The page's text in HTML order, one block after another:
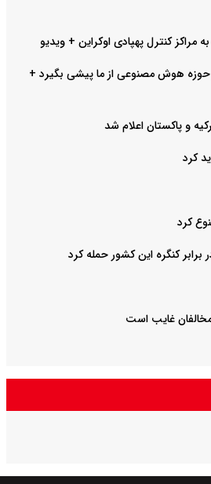
کنترل پهپادی اوکراین + ویدیو
هوش مصنوعی از ما پیشی بگیرد +
و پاکستان اعلام شد
کرد
کرد
کنگره این کشور حمله کرد
مخالفان غایب است